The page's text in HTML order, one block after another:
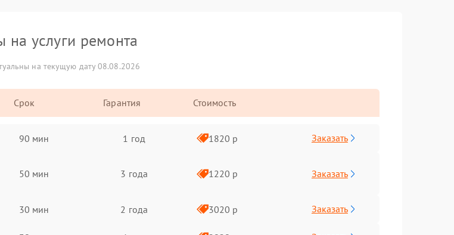
на услуги ремонта
на текущую дату 08.08.2026
Срок Гарантия Стоимость
90 мин 1 год 1820 р Заказать
50 мин 3 года 1220 р Заказать
30 мин 2 года 3020 р Заказать